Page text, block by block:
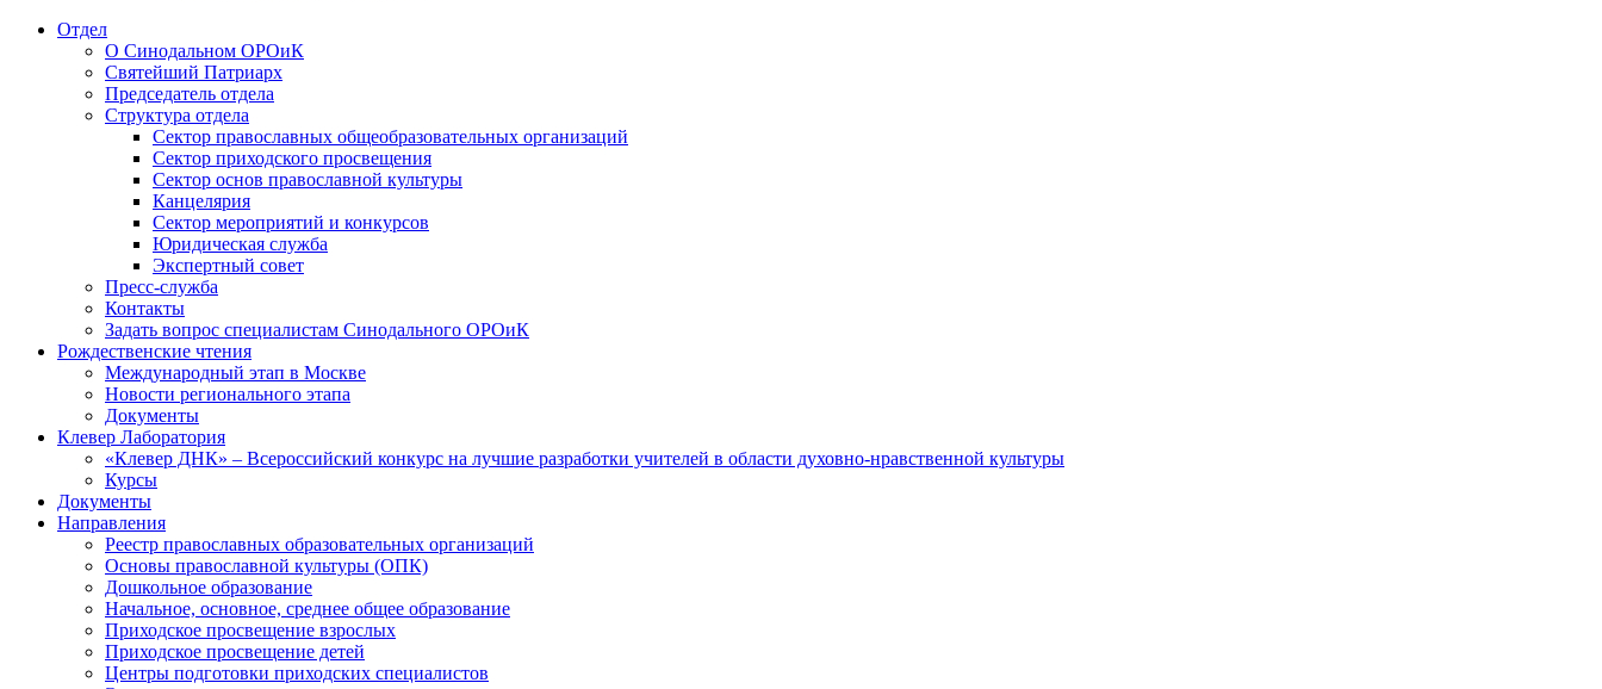
Отдел
О Синодальном ОРОиК
Святейший Патриарх
Председатель отдела
Структура отдела
Сектор православных общеобразовательных организаций
Сектор приходского просвещения
Сектор основ православной культуры
Канцелярия
Сектор мероприятий и конкурсов
Юридическая служба
Экспертный совет
Пресс-служба
Контакты
Задать вопрос специалистам Синодального ОРОиК
Рождественские чтения
Международный этап в Москве
Новости регионального этапа
Документы
Клевер Лаборатория
«Клевер ДНК» – Всероссийский конкурс на лучшие разработки учителей в области духовно-нравственной культуры
Курсы
Документы
Направления
Реестр православных образовательных организаций
Основы православной культуры (ОПК)
Дошкольное образование
Начальное, основное, среднее общее образование
Приходское просвещение взрослых
Приходское просвещение детей
Центры подготовки приходских специалистов